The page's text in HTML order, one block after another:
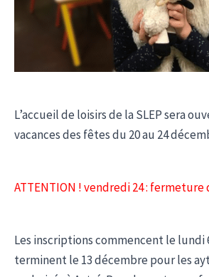
L’accueil de loisirs de la SLEP sera
vacances des fêtes du 20 au 24
ATTENTION ! vendredi 24 : fermeture
Les inscriptions commencent le lundi
terminent le 13 décembre pour les